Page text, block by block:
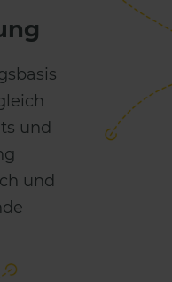
und
und